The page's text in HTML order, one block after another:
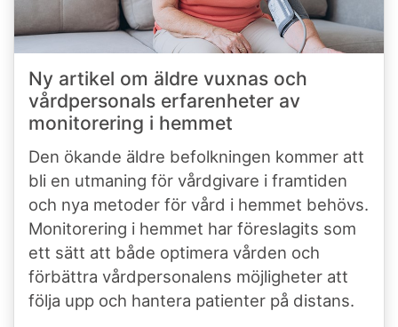
Ny artikel om äldre vuxnas och
vårdpersonals erfarenheter av
monitorering i hemmet
Den ökande äldre befolkningen kommer att
bli en utmaning för vårdgivare i framtiden
och nya metoder för vård i hemmet behövs.
Monitorering i hemmet har föreslagits som
ett sätt att både optimera vården och
förbättra vårdpersonalens möjligheter att
följa upp och hantera patienter på distans.